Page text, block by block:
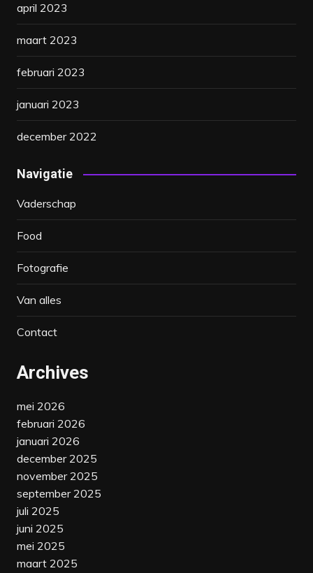
april 2023
maart 2023
februari 2023
januari 2023
december 2022
Navigatie
Vaderschap
Food
Fotografie
Van alles
Contact
Archives
mei 2026
februari 2026
januari 2026
december 2025
november 2025
september 2025
juli 2025
juni 2025
mei 2025
maart 2025